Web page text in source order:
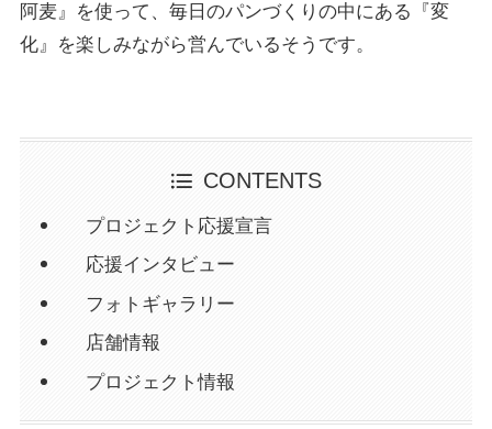
阿麦』を使って、毎日のパンづくりの中にある『変
化』を楽しみながら営んでいるそうです。
CONTENTS
プロジェクト応援宣言
応援インタビュー
フォトギャラリー
店舗情報
プロジェクト情報